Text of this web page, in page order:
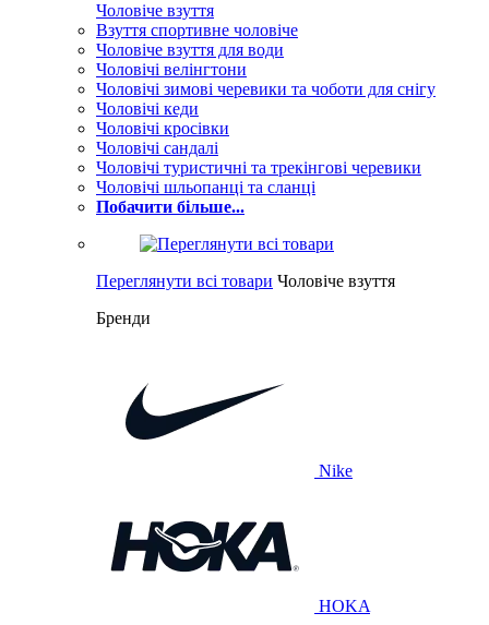
Чоловіче взуття
Взуття спортивне чоловіче
Чоловіче взуття для води
Чоловічі велінгтони
Чоловічі зимові черевики та чоботи для снігу
Чоловічі кеди
Чоловічі кросівки
Чоловічі сандалі
Чоловічі туристичні та трекінгові черевики
Чоловічі шльопанці та сланці
Побачити більше...
Переглянути всі товари Чоловіче взуття
Бренди
Nike
HOKA